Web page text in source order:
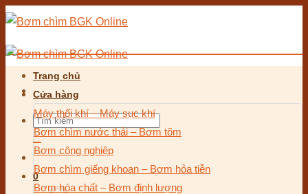
Bỏ
nội
dung
Tìm
kiếm:
0
Trang chủ
Cửa hàng
Máy thổi khí – Máy sục khí
Bơm chìm nước thải – Bơm tõm
Bơm công nghiệp
Bơm chìm giếng khoan – Bơm hỏa tiễn
Bơm hóa chất – Bơm định lượng